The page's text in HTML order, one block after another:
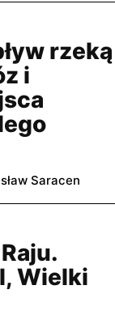
rzeką
i
Saracen
Wielki